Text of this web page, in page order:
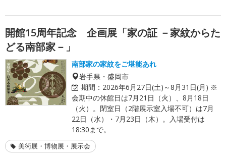
開館15周年記念 企画展「家の証 －家紋からた
どる南部家－」
南部家の家紋をご堪能あれ
岩手県・盛岡市
期間： 2026年6月27日(土)～8月31日(月) ※
会期中の休館日は7月21日（火）、8月18日
（火）。閉室日（2階展示室入場不可）は7月
22日（水）・7月23日（木）。入場受付は
18:30まで。
美術展・博物展・展示会